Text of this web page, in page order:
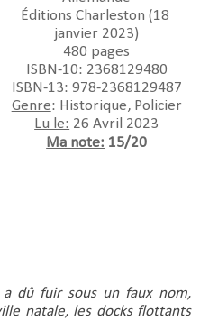
Éditions Charleston (18
janvier 2023)
480 pages
ISBN-10:‎ 2368129480
ISBN-13:‎ 978-2368129487
Genre: Historique, Policier
Lu le: 26 Avril 2023
Ma note: 15/20
a dû fuir sous un faux nom,
natale, les docks flottants